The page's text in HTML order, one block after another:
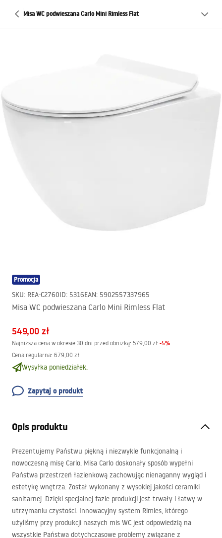
Misa WC podwieszana Carlo Mini Rimless Flat
Promocja
SKU: REA-C2760ID: 5316EAN: 5902557337965
Misa WC podwieszana Carlo Mini Rimless Flat
549,00 zł
Najniższa cena w okresie 30 dni przed obniżką: 579,00 zł -5%
Cena regularna: 679,00 zł
Wysyłka poniedziałek.
Zapytaj o produkt
Opis produktu
Prezentujemy Państwu piękną i niezwykle funkcjonalną i
nowoczesną misę Carlo. Misa Carlo doskonały sposób wypełni
Państwa przestrzeń łazienkową zachowując nienaganny wygląd i
estetykę wnętrza. Został wykonany z wysokiej jakości ceramiki
sanitarnej. Dzięki specjalnej fazie produkcji jest trwały i łatwy w
utrzymaniu czystości. Innowacyjny system Rimles, którego
użyliśmy przy produkcji naszych mis WC jest odpowiedzią na
wszystkie Państwa dotychczasowe problemy związane z